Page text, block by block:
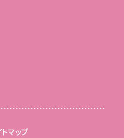
マップ